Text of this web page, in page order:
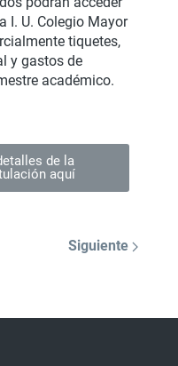
I. U. Colegio Mayor
tiquetes,
y gastos de
académico.
de la
aquí
Siguiente